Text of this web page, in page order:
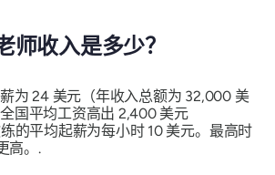
师收入是多少？
为 24 美元（年收入总额为 32,000 美
国平均工资高出 2,400 美元
练的平均起薪为每小时 10 美元。最高时
高。.